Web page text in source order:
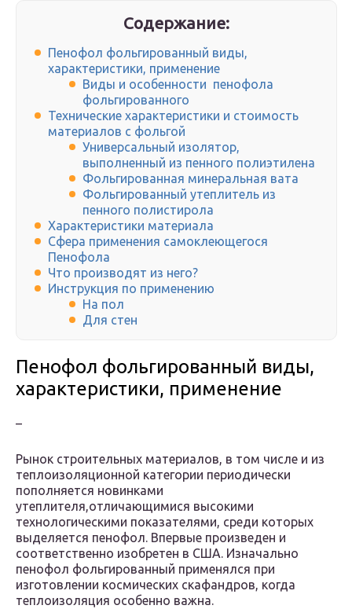
Содержание:
Пенофол фольгированный виды,
характеристики, применение
Виды и особенности пенофола
фольгированного
Технические характеристики и стоимость
материалов с фольгой
Универсальный изолятор,
выполненный из пенного полиэтилена
Фольгированная минеральная вата
Фольгированный утеплитель из
пенного полистирола
Характеристики материала
Сфера применения самоклеющегося
Пенофола
Что производят из него?
Инструкция по применению
На пол
Для стен
Пенофол фольгированный виды,
характеристики, применение
–
Рынок строительных материалов, в том числе и из
теплоизоляционной категории периодически
пополняется новинками
утеплителя,отличающимися высокими
технологическими показателями, среди которых
выделяется пенофол. Впервые произведен и
соответственно изобретен в США. Изначально
пенофол фольгированный применялся при
изготовлении космических скафандров, когда
теплоизоляция особенно важна.